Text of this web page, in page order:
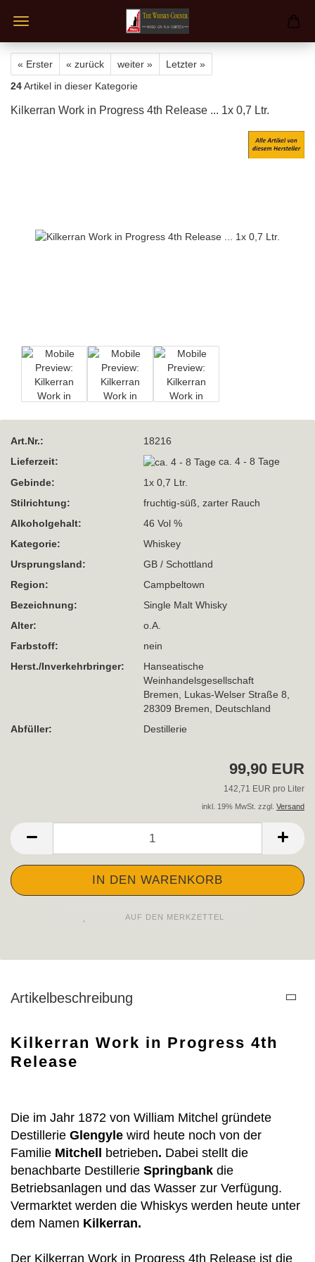
« Erster « zurück weiter »
Letzter »
24Artikel in dieser Kategorie
Kilkerran Work in Progress 4th Release ... 1x 0,7 Ltr.
Art.Nr.:
18216
Lieferzeit:
ca. 4 - 8 Tage
Gebinde:
1x 0,7 Ltr.
Stilrichtung:
fruchtig-süß, zarter Rauch
Alkoholgehalt:
46 Vol %
Kategorie:
Whiskey
Ursprungsland:
GB / Schottland
Region:
Campbeltown
Bezeichnung:
Single Malt Whisky
Alter:
o.A.
Farbstoff:
nein
Herst./Inverkehrbringer:
Hanseatische
Weinhandelsgesellschaft
Bremen, Lukas-Welser Straße 8,
28309 Bremen, Deutschland
Abfüller:
Destillerie
99,90 EUR
142,71 EUR pro Liter
inkl. 19% MwSt. zzgl. Versand
AUF DEN MERKZETTEL
Artikelbeschreibung
Kilkerran Work in Progress 4th
Release
Die im Jahr 1872 von William Mitchel gründete
Destillerie Glengyle wird heute noch von der
Familie Mitchell betrieben. Dabei stellt die
benachbarte Destillerie Springbank die
Betriebsanlagen und das Wasser zur Verfügung.
Vermarktet werden die Whiskys werden heute unter
dem Namen Kilkerran.
Der Kilkerran Work in Progress 4th Release ist die